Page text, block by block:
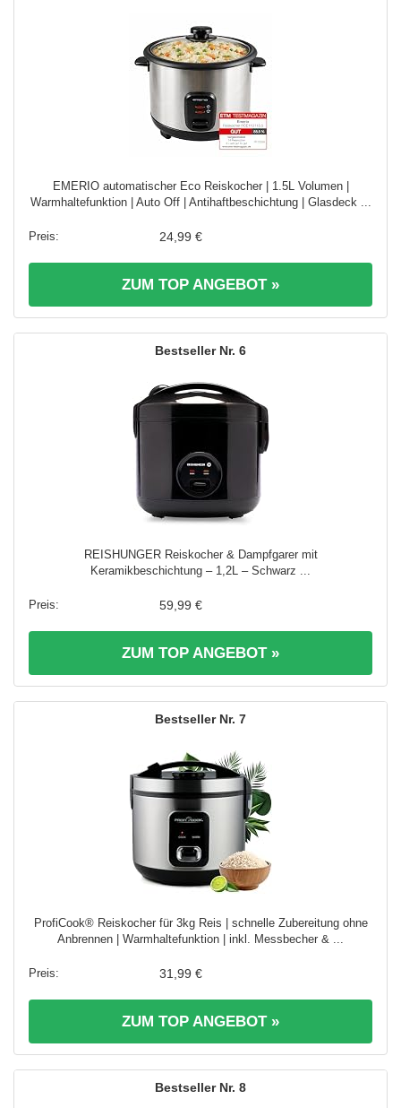
EMERIO automatischer Eco Reiskocher | 1.5L Volumen |
Warmhaltefunktion | Auto Off | Antihaftbeschichtung | Glasdeck ...
24,99 €
ZUM TOP ANGEBOT »
6
REISHUNGER Reiskocher & Dampfgarer mit
Keramikbeschichtung – 1,2L – Schwarz ...
59,99 €
ZUM TOP ANGEBOT »
7
ProfiCook® Reiskocher für 3kg Reis | schnelle Zubereitung ohne
Anbrennen | Warmhaltefunktion | inkl. Messbecher & ...
31,99 €
ZUM TOP ANGEBOT »
8